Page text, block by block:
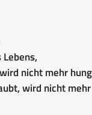
nicht mehr
wird nicht